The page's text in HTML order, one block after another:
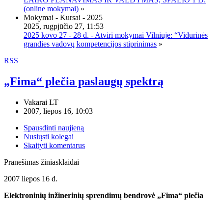
(online mokymai) »
Mokymai - Kursai - 2025
2025, rugpjūčio 27, 11:53
2025 kovo 27 - 28 d. - Atviri mokymai Vilniuje: “Vidurinės
grandies vadovų kompetencijos stiprinimas »
RSS
„Fima“ plečia paslaugų spektrą
Vakarai LT
2007, liepos 16, 10:03
Spausdinti naujieną
Nusiųsti kolegai
Skaityti komentarus
Pranešimas žiniasklaidai
2007 liepos 16 d.
Elektroninių inžinerinių sprendimų bendrovė „Fima“ plečia